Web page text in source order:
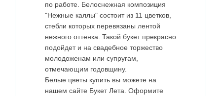
по работе. Белоснежная композиция
"Нежные каллы" состоит из 11 цветков,
стебли которых перевязаны лентой
нежного оттенка. Такой букет прекрасно
подойдет и на свадебное торжество
молодоженам или супругам,
отмечающим годовщину.
Белые цветы купить вы можете на
нашем сайте Букет Лета. Оформите